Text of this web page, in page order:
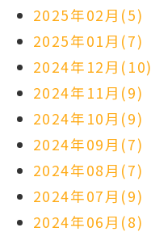
2025年02月(5)
2025年01月(7)
2024年12月(10)
2024年11月(9)
2024年10月(9)
2024年09月(7)
2024年08月(7)
2024年07月(9)
2024年06月(8)